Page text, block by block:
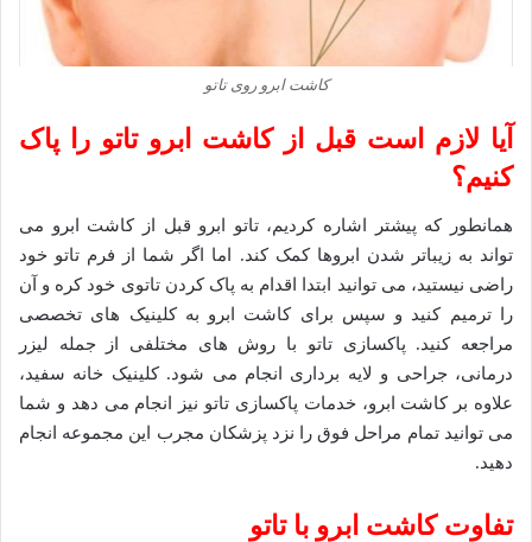
کاشت ابرو روی تاتو
آیا لازم است قبل از کاشت ابرو تاتو را پاک
کنیم؟
همانطور که پیشتر اشاره کردیم، تاتو ابرو قبل از کاشت ابرو می
تواند به زیباتر شدن ابروها کمک کند. اما اگر شما از فرم تاتو خود
راضی نیستید، می توانید ابتدا اقدام به پاک کردن تاتوی خود کره و آن
را ترمیم کنید و سپس برای کاشت ابرو به کلینیک های تخصصی
مراجعه کنید. پاکسازی تاتو با روش های مختلفی از جمله لیزر
درمانی، جراحی و لایه برداری انجام می شود. کلینیک خانه سفید،
علاوه بر کاشت ابرو، خدمات پاکسازی تاتو نیز انجام می دهد و شما
می توانید تمام مراحل فوق را نزد پزشکان مجرب این مجموعه انجام
دهید.
تفاوت کاشت ابرو با تاتو